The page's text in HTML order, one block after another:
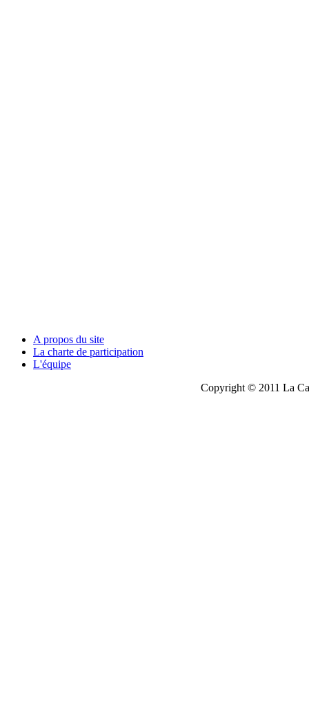
A propos du site
La charte de participation
L'équipe
Copyright © 2011 La